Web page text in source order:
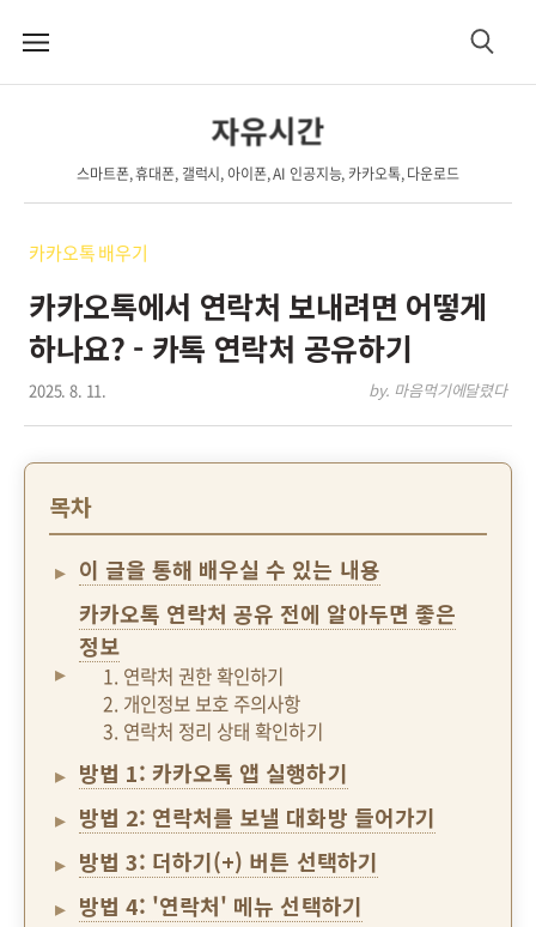
메
검
자유시간
스마트폰, 휴대폰, 갤럭시, 아이폰, AI 인공지능, 카카오톡, 다운로드
카카오톡 배우기
카카오톡에서 연락처 보내려면 어떻게
하나요? - 카톡 연락처 공유하기
2025. 8. 11. by. 마음먹기에달렸다
목차
이 글을 통해 배우실 수 있는 내용
카카오톡 연락처 공유 전에 알아두면 좋은
정보
1. 연락처 권한 확인하기
2. 개인정보 보호 주의사항
3. 연락처 정리 상태 확인하기
방법 1: 카카오톡 앱 실행하기
방법 2: 연락처를 보낼 대화방 들어가기
방법 3: 더하기(+) 버튼 선택하기
방법 4: '연락처' 메뉴 선택하기